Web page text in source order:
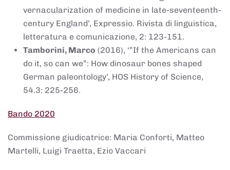
vernacularization of medicine in late-seventeenth-
century England’, Expressio. Rivista di linguistica,
letteratura e comunicazione, 2: 123-151.
Tamborini, Marco (2016), ‘”If the Americans can
do it, so can we”: How dinosaur bones shaped
German paleontology’, HOS History of Science,
54.3: 225-256.
Bando 2020
Commissione giudicatrice: Maria Conforti, Matteo
Martelli, Luigi Traetta, Ezio Vaccari